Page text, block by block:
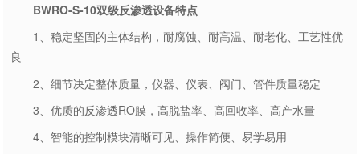
BWRO-S-10双级反渗透设备特点
1、稳定坚固的主体结构，耐腐蚀、耐高温、耐老化、工艺性优
良
2、细节决定整体质量，仪器、仪表、阀门、管件质量稳定
3、优质的反渗透RO膜，高脱盐率、高回收率、高产水量
4、智能的控制模块清晰可见、操作简便、易学易用